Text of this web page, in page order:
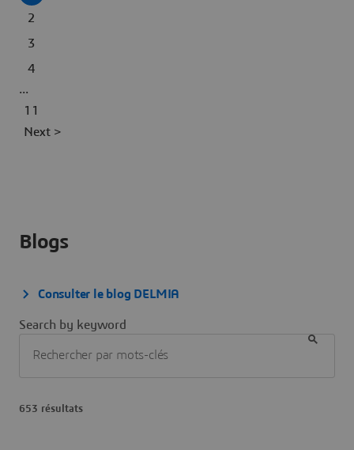
2
3
4
...
11
Next >
Blogs
Consulter le blog DELMIA
Search by keyword
653 résultats